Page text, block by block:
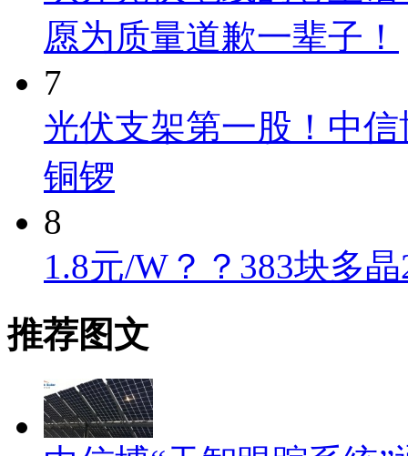
愿为质量道歉一辈子！
7
光伏支架第一股！中
铜锣
8
1.8元/W？？383块多
推荐图文